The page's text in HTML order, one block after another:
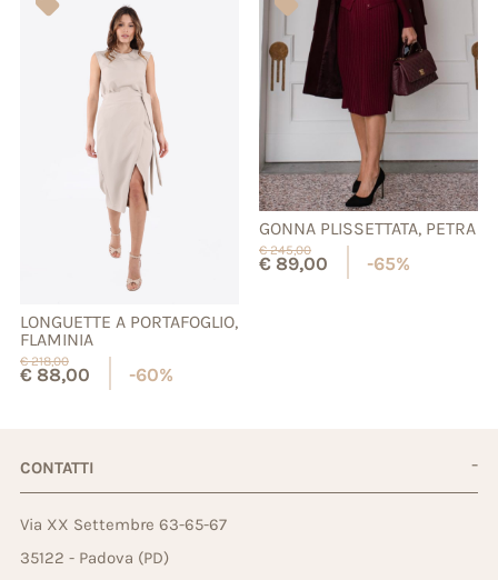
LONGUETTE A PORTAFOGLIO,
FLAMINIA
€218,00
€88,00 -60%
GONNA PLISSETTATA, PETRA
€245,00
€89,00 -65%
CONTATTI
Via XX Settembre 63-65-67
35122 - Padova (PD)